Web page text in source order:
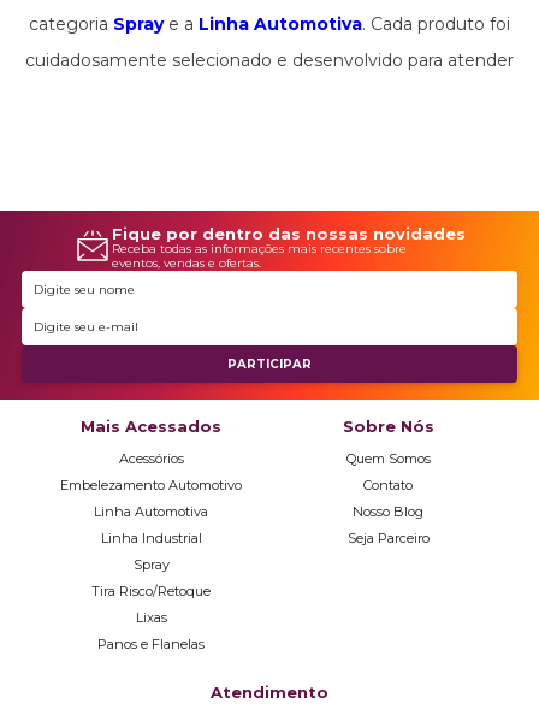
acreditamos que cada proprietário de veículo deve ter
acesso a soluções de alta qualidade para manter seu
categoria Spraye a Linha Automotiva. Cada produto foi
cuidadosamente selecionado e desenvolvido para atender
Fique por dentro das nossas novidades
Receba todas as informações mais recentes sobre
eventos, vendas e ofertas.
Mais Acessados
Acessórios
Embelezamento Automotivo
Linha Automotiva
Linha Industrial
Spray
Tira Risco/Retoque
Lixas
Panos e Flanelas
Sobre Nós
Quem Somos
Contato
Nosso Blog
Seja Parceiro
Atendimento